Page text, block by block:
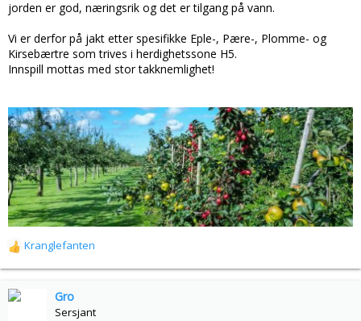
jorden er god, næringsrik og det er tilgang på vann.
Vi er derfor på jakt etter spesifikke Eple-, Pære-, Plomme- og
Kirsebærtre som trives i herdighetssone H5.
Innspill mottas med stor takknemlighet!
R
e
k
Kranglefanten
Gro
Sersjant